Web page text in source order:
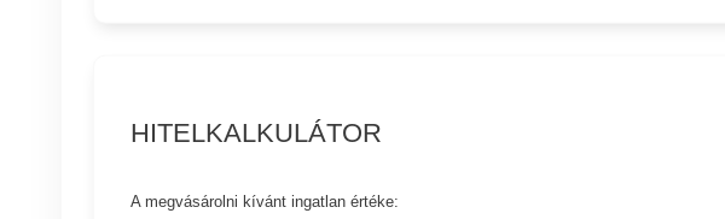
HITELKALKULÁTOR
A megvásárolni kívánt ingatlan értéke: